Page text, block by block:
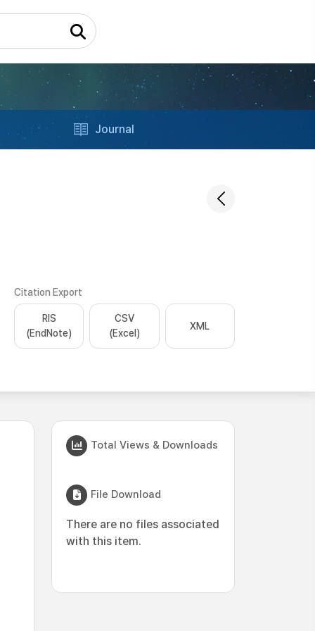
Journal
Citation Export
RIS
(EndNote)
CSV
(Excel)
XML
Total Views & Downloads
File Download
There are no files associated
with this item.